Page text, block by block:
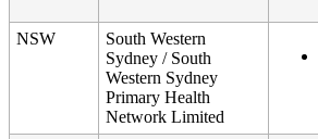
NSW South Western
Sydney / South
Western Sydney
Primary Health
Network Limited